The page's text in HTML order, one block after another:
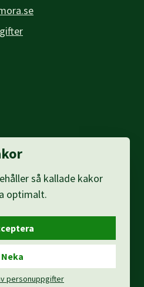
så kallade kakor
optimalt.
Neka
personuppgifter